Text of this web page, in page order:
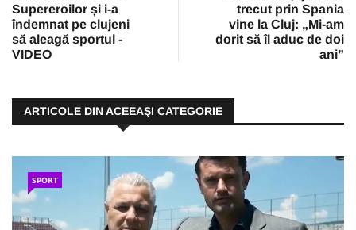
Supereroilor și i-a
îndemnat pe clujeni
să aleagă sportul -
VIDEO
trecut prin Spania
vine la Cluj: „Mi-am
dorit să îl aduc de doi
ani”
ARTICOLE DIN ACEEAŞI CATEGORIE
SPORT